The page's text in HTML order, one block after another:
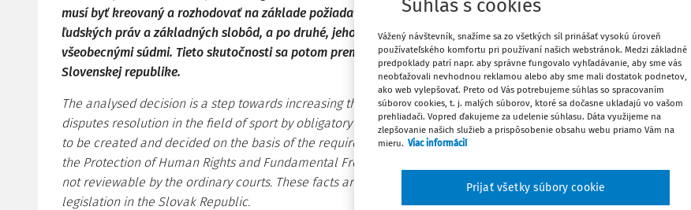
musí byť kreovaný a rozhodovať na základe požiadaviek článku 6 Dohovoru o ochrane
ľudských práv a základných slobôd, a po druhé, jeho rozhodnutia sú nepreskúmateľné
všeobecnými súdmi. Tieto skutočnosti sa potom premietajú do aktuálnej právnej úpravy v
Slovenskej republike.
The analysed decision is a step towards increasing the autonomy of sport. With respect to the
disputes resolution in the field of sport by obligatory arbitration, firstly, the sports tribunal has
to be created and decided on the basis of the requirements of Article 6 of the Convention for
the Protection of Human Rights and Fundamental Freedoms and, secondly, its decisions are
not reviewable by the ordinary courts. These facts are subsequently reflected in the current
legislation in the Slovak Republic.
Zdieľať
Stiahnuť
Súhlas s cookies
Vážený návštevník, snažíme sa zo všetkých síl prinášať vysokú úroveň
používateľského komfortu pri používaní našich webstránok. Medzi základné
predpoklady patrí napr. aby správne fungovalo vyhľadávanie, aby sme vás
neobťažovali nevhodnou reklamou alebo aby sme mali dostatok podnetov,
ako web vylepšovať. Preto od Vás potrebujeme súhlas so spracovaním
súborov cookies, t. j. malých súborov, ktoré sa dočasne ukladajú vo vašom
prehliadači. Vopred ďakujeme za udelenie súhlasu. Dáta využijeme na
zlepšovanie našich služieb a prispôsobenie obsahu webu priamo Vám na
mieru. Viac informácií
Prijať všetky súbory cookie